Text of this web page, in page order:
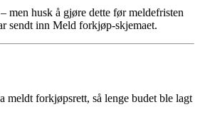
men husk å gjøre dette før meldefristen
sendt inn Meld forkjøp-skjemaet.
meldt forkjøpsrett, så lenge budet ble lagt